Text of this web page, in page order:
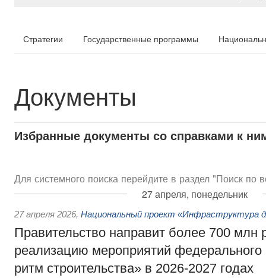
Стратегии Государственные программы
Документы
Избранные документы со справками к
Для системного поиска перейдите в раздел "Поиск по
27 апреля, понедельник
27 апреля 2026, Национальный проект «Инфраструктура
Правительство направит более 700 млн
реализацию мероприятий
ритм строительства» в 2026-2027 годах